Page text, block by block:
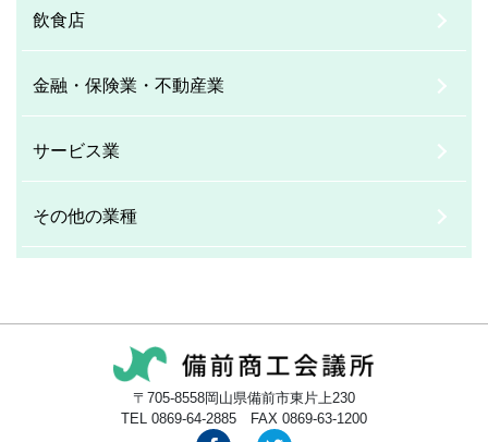
飲食店
金融・保険業・不動産業
サービス業
その他の業種
〒705-8558岡山県備前市東片上230
TEL 0869-64-2885 FAX 0869-63-1200